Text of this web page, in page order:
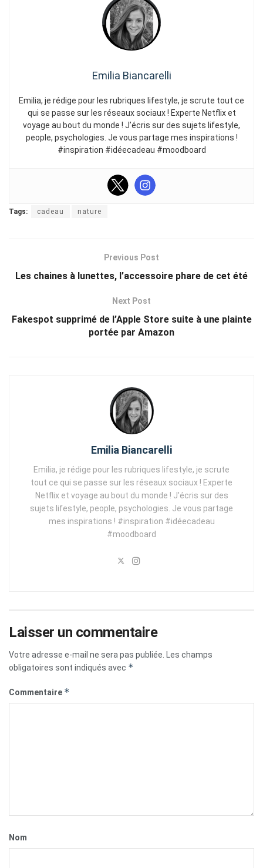
Emilia Biancarelli
Emilia, je rédige pour les rubriques lifestyle, je scrute tout ce
qui se passe sur les réseaux sociaux ! Experte Netflix et
voyage au bout du monde ! J’écris sur des sujets lifestyle,
people, psychologies. Je vous partage mes inspirations !
#inspiration #idéecadeau #moodboard
Tags: cadeau nature
Previous Post
Les chaines à lunettes, l’accessoire phare de cet été
Next Post
Fakespot supprimé de l’Apple Store suite à une plainte
portée par Amazon
Emilia Biancarelli
Emilia, je rédige pour les rubriques lifestyle, je scrute
tout ce qui se passe sur les réseaux sociaux ! Experte
Netflix et voyage au bout du monde ! J'écris sur des
sujets lifestyle, people, psychologies. Je vous partage
mes inspirations ! #inspiration #idéecadeau
#moodboard
Laisser un commentaire
Votre adresse e-mail ne sera pas publiée.
Les champs
obligatoires sont indiqués avec *
Commentaire *
Nom